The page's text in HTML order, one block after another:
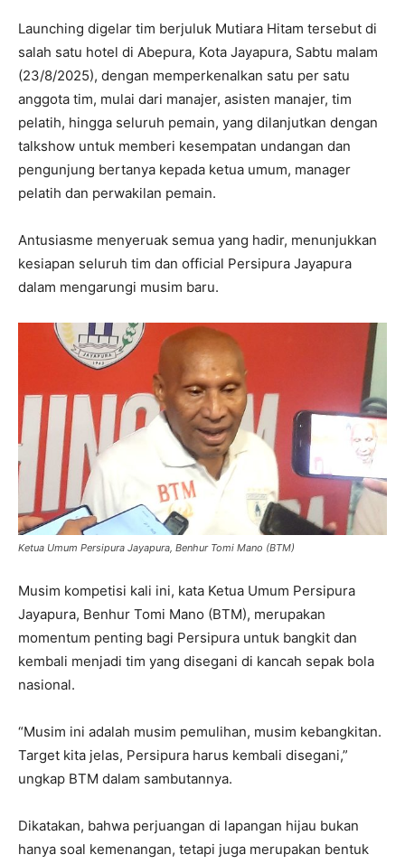
Launching digelar tim berjuluk Mutiara Hitam tersebut di
salah satu hotel di Abepura, Kota Jayapura, Sabtu malam
(23/8/2025), dengan memperkenalkan satu per satu
anggota tim, mulai dari manajer, asisten manajer, tim
pelatih, hingga seluruh pemain, yang dilanjutkan dengan
talkshow untuk memberi kesempatan undangan dan
pengunjung bertanya kepada ketua umum, manager
pelatih dan perwakilan pemain.
Antusiasme menyeruak semua yang hadir, menunjukkan
kesiapan seluruh tim dan official Persipura Jayapura
dalam mengarungi musim baru.
Ketua Umum Persipura Jayapura, Benhur Tomi Mano (BTM)
Musim kompetisi kali ini, kata Ketua Umum Persipura
Jayapura, Benhur Tomi Mano (BTM), merupakan
momentum penting bagi Persipura untuk bangkit dan
kembali menjadi tim yang disegani di kancah sepak bola
nasional.
“Musim ini adalah musim pemulihan, musim kebangkitan.
Target kita jelas, Persipura harus kembali disegani,”
ungkap BTM dalam sambutannya.
Dikatakan, bahwa perjuangan di lapangan hijau bukan
hanya soal kemenangan, tetapi juga merupakan bentuk